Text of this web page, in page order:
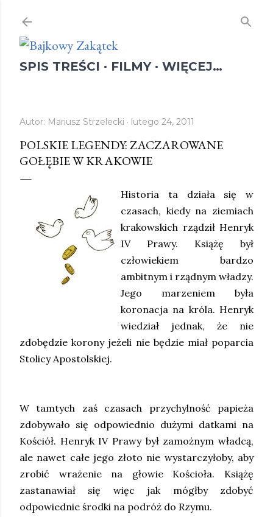
SPIS TREŚCI FILMY WIĘCEJ…
Autor: Mariusz Strzelecki lutego 24, 2011
POLSKIE LEGENDY: ZACZAROWANE
GOŁĘBIE W KRAKOWIE
Historia ta działa się w
czasach, kiedy na ziemiach
krakowskich rządził Henryk
IV Prawy. Książę był
człowiekiem bardzo
ambitnym i rządnym władzy.
Jego marzeniem była
koronacja na króla. Henryk
wiedział jednak, że nie
zdobędzie korony jeżeli nie będzie miał poparcia
Stolicy Apostolskiej.
W tamtych zaś czasach przychylność papieża
zdobywało się odpowiednio dużymi datkami na
Kościół. Henryk IV Prawy był zamożnym władcą,
ale nawet całe jego złoto nie wystarczyłoby, aby
zrobić wrażenie na głowie Kościoła. Książę
zastanawiał się więc jak mógłby zdobyć
odpowiednie środki na podróż do Rzymu.